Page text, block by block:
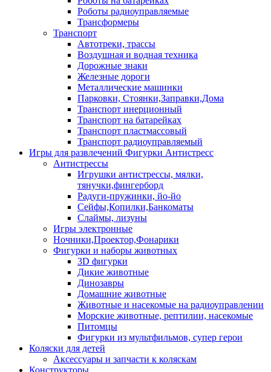
Роботы радиоуправляемые
Трансформеры
Транспорт
Автотреки, трассы
Воздушная и водная техника
Дорожные знаки
Железные дороги
Металлические машинки
Парковки, Стоянки,Заправки,Дома
Транспорт инерционный
Транспорт на батарейках
Транспорт пластмассовый
Транспорт радиоуправляемый
Игры для развлечений Фигурки Антистресс
Антистрессы
Игрушки антистрессы, мялки,
тянучки,фингерборд
Радуги-пружинки, йо-йо
Сейфы,Копилки,Банкоматы
Слаймы, лизуны
Игры электронные
Ночники,Проектор,Фонарики
Фигурки и наборы животных
3D фигурки
Дикие животные
Динозавры
Домашние животные
Животные и насекомые на радиоуправлении
Морские животные, рептилии, насекомые
Питомцы
Фигурки из мультфильмов, супер герои
Коляски для детей
Аксессуары и запчасти к коляскам
Конструкторы